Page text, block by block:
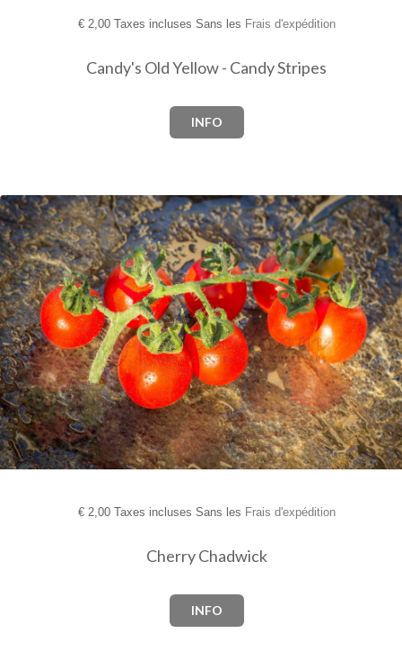
€2,00 Taxes incluses Sans les Frais d'expédition
Candy's Old Yellow - Candy Stripes
INFO
€2,00 Taxes incluses Sans les Frais d'expédition
Cherry Chadwick
INFO